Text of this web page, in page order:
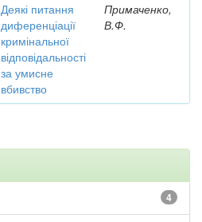
Деякі питання
диференціації
кримінальної
відповідальності
за умисне
вбивство
Примаченко,
В.Ф.
4